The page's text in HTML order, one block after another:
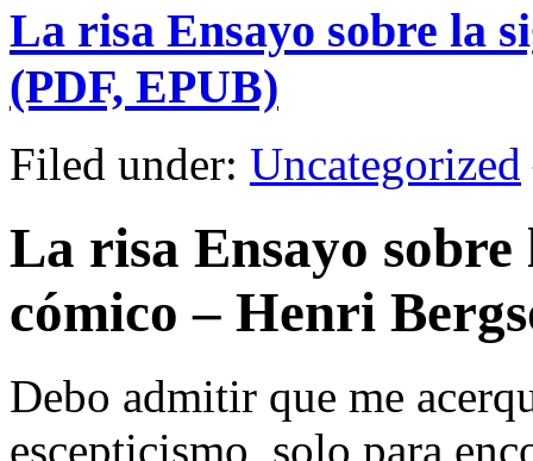
La risa Ensayo sobre la
(PDF, EPUB)
Filed under: Uncategorized
La risa Ensayo
cómico – Henri
Debo admitir que me
escepticismo, solo para